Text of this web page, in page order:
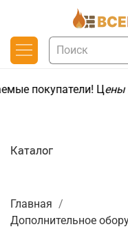
покупатели! Цены
Главная
Дополнительное
Каталог